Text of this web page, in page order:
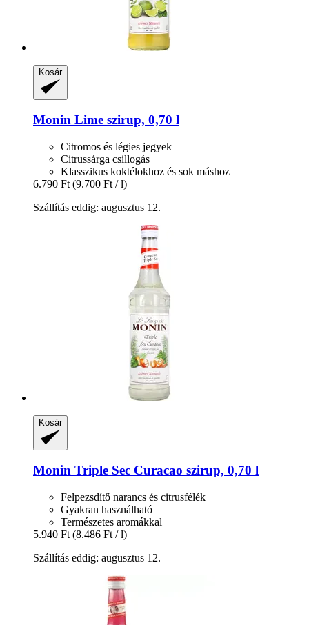
Kosár
Monin Lime szirup, 0,70 l
Citromos és légies jegyek
Citrussárga csillogás
Klasszikus koktélokhoz és sok máshoz
6.790 Ft (9.700 Ft / l)
Szállítás eddig: augusztus 12.
Kosár
Monin Triple Sec Curacao szirup, 0,70 l
Felpezsdítő narancs és citrusfélék
Gyakran használható
Természetes aromákkal
5.940 Ft (8.486 Ft / l)
Szállítás eddig: augusztus 12.